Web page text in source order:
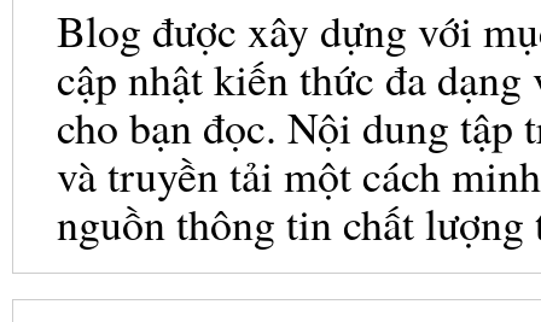
Blog được xây dựng với
cập nhật kiến thức đa
cho bạn đọc. Nội dung tập
và truyền tải một cách
nguồn thông tin chất